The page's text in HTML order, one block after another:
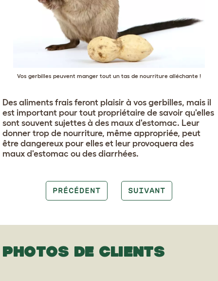
Vos gerbilles peuvent manger tout un tas de nourriture alléchante !
Des aliments frais feront plaisir à vos gerbilles, mais il
est important pour tout propriétaire de savoir qu'elles
sont souvent sujettes à des maux d'estomac. Leur
donner trop de nourriture, même appropriée, peut
être dangereux pour elles et leur provoquera des
maux d'estomac ou des diarrhées.
PRÉCÉDENT SUIVANT
PHOTOS DE CLIENTS